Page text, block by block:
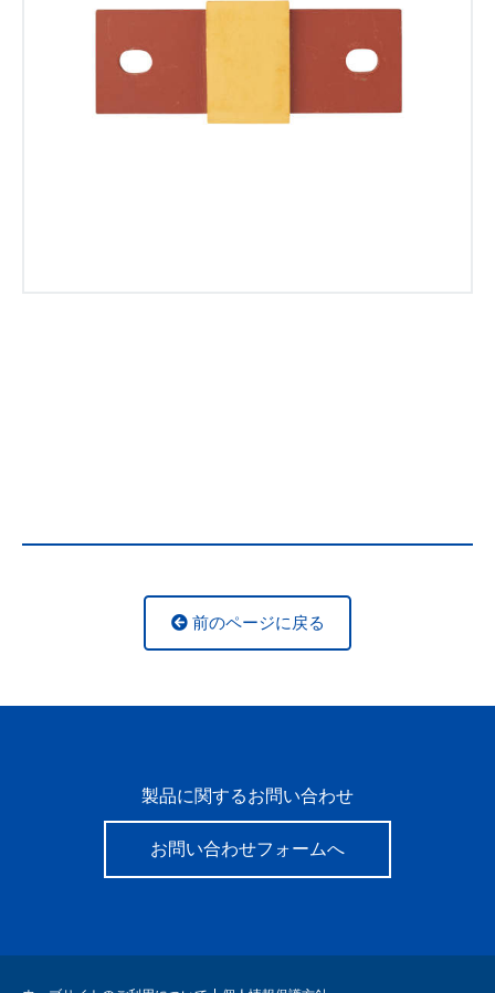
前のページに戻る
製品に関するお問い合わせ
お問い合わせフォームへ